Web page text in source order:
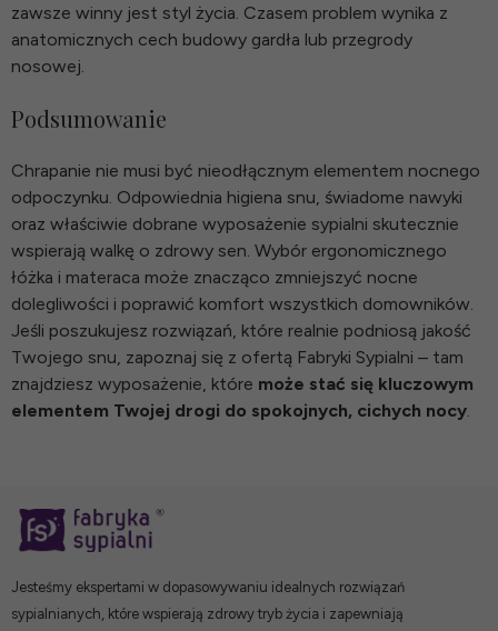
zawsze winny jest styl życia. Czasem problem wynika z
anatomicznych cech budowy gardła lub przegrody
nosowej.
Podsumowanie
Chrapanie nie musi być nieodłącznym elementem nocnego
odpoczynku. Odpowiednia higiena snu, świadome nawyki
oraz właściwie dobrane wyposażenie sypialni skutecznie
wspierają walkę o zdrowy sen. Wybór ergonomicznego
łóżka i materaca może znacząco zmniejszyć nocne
dolegliwości i poprawić komfort wszystkich domowników.
Jeśli poszukujesz rozwiązań, które realnie podniosą jakość
Twojego snu, zapoznaj się z ofertą Fabryki Sypialni – tam
znajdziesz wyposażenie, które może stać się kluczowym
elementem Twojej drogi do spokojnych, cichych nocy
Jesteśmy ekspertami w dopasowywaniu idealnych rozwiązań
sypialnianych, które wspierają zdrowy tryb życia i zapewniają